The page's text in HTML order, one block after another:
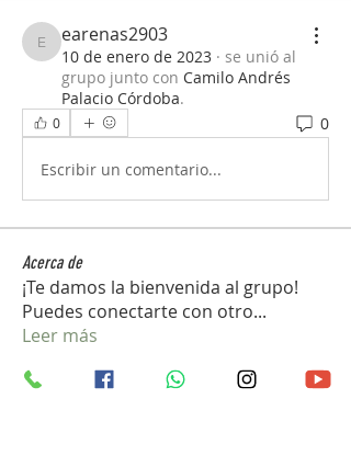
earenas2903
earenas2903
10 de enero de 2023 · se unió al
grupo junto con Camilo Andrés
Palacio Córdoba.
0 0
Escribir un comentario...
Acerca de
¡Te damos la bienvenida al grupo!
Puedes conectarte con otro...
Leer más